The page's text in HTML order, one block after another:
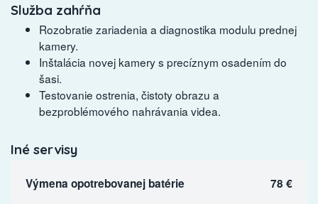
Služba zahŕňa
Rozobratie zariadenia a diagnostika modulu prednej
kamery.
Inštalácia novej kamery s precíznym osadením do
šasi.
Testovanie ostrenia, čistoty obrazu a
bezproblémového nahrávania videa.
Iné servisy
Výmena opotrebovanej batérie 78 €